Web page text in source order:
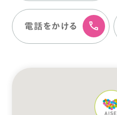
電話をかける